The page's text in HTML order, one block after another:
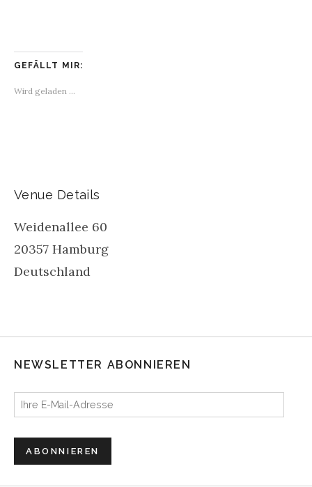
GEFÄLLT MIR:
Wird geladen …
Venue Details
Weidenallee 60
20357 Hamburg
Deutschland
NEWSLETTER ABONNIEREN
Ihre E-Mail-Adresse
ABONNIEREN